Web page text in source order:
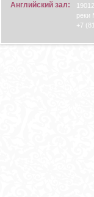
Английский зал:
реки
+7